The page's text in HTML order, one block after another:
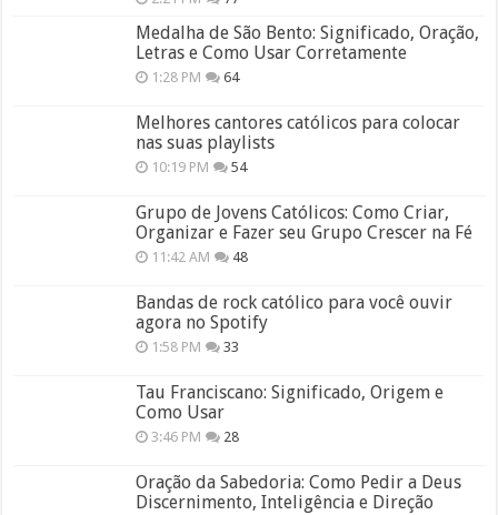
Medalha de São Bento: Significado, Oração,
Letras e Como Usar Corretamente
1:28 PM 64
Melhores cantores católicos para colocar
nas suas playlists
10:19 PM 54
Grupo de Jovens Católicos: Como Criar,
Organizar e Fazer seu Grupo Crescer na Fé
11:42 AM 48
Bandas de rock católico para você ouvir
agora no Spotify
1:58 PM 33
Tau Franciscano: Significado, Origem e
Como Usar
3:46 PM 28
Oração da Sabedoria: Como Pedir a Deus
Discernimento, Inteligência e Direção